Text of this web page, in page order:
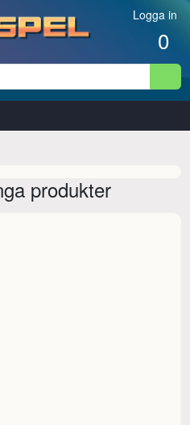
Logga in
0
produkter